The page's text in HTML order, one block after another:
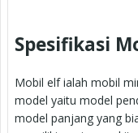
Spesifikasi
Mobil elf ialah mobil
model yaitu model
model panjang yang